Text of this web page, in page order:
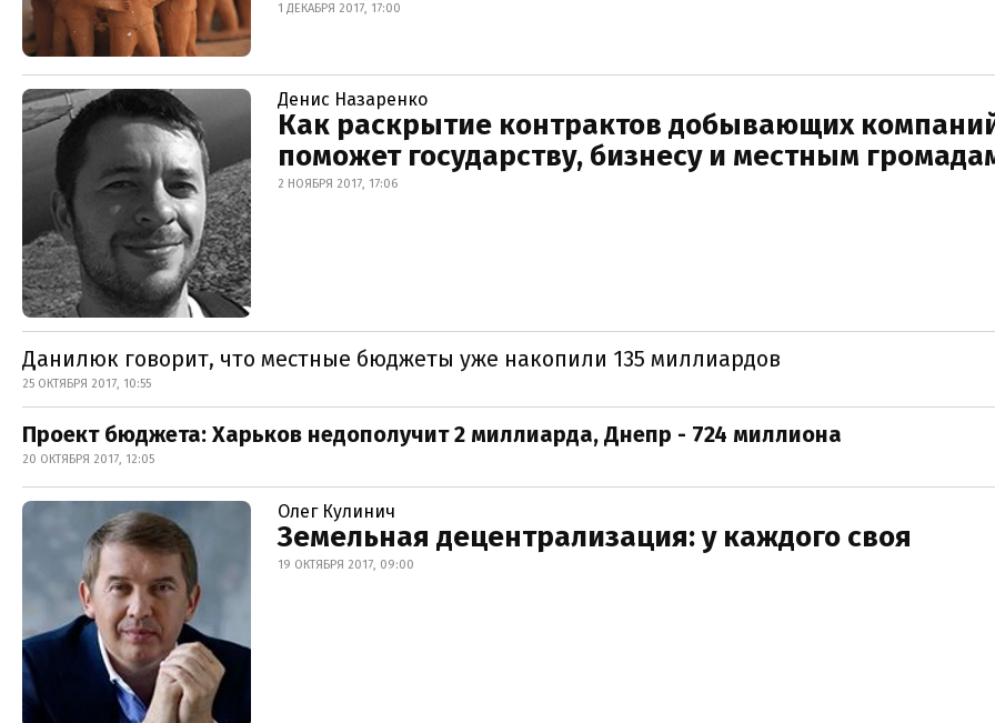
1 ДЕКАБРЯ 2017, 17:00
Денис Назаренко
Как раскрытие контрактов добывающих
поможет государству, бизнесу и местным
2 НОЯБРЯ 2017, 17:06
Данилюк говорит, что местные бюджеты уже накопили 135 миллиардов
25 ОКТЯБРЯ 2017, 10:55
Проект бюджета: Харьков недополучит 2 миллиарда, Днепр - 724 миллиона
20 ОКТЯБРЯ 2017, 12:05
Олег Кулинич
Земельная децентрализация: у каждого своя
19 ОКТЯБРЯ 2017, 09:00